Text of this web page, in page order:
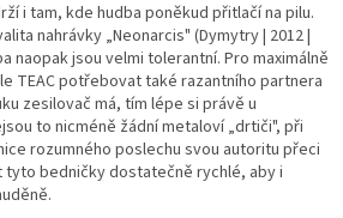
i tam, kde hudba poněkud přitlačí na pilu.
nahrávky „Neonarcis" (Dymytry | 2012 |
naopak jsou velmi tolerantní. Pro maximálně
TEAC potřebovat také razantního partnera
zesilovač má, tím lépe si právě u
to nicméně žádní metaloví „drtiči", při
rozumného poslechu svou autoritu přeci
tyto bedničky dostatečně rychlé, aby i